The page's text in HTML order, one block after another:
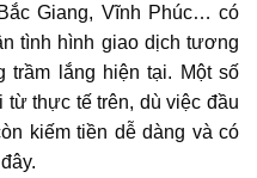
Giang, Vĩnh Phúc… có
tình hình giao dịch tương
trầm lắng hiện tại. Một số
thực tế trên, dù việc đầu
kiếm tiền dễ dàng và có